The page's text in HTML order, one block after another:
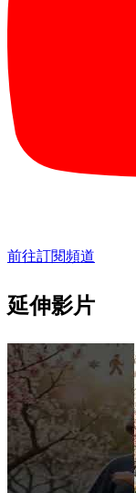
前往訂閱頻道
延伸影片